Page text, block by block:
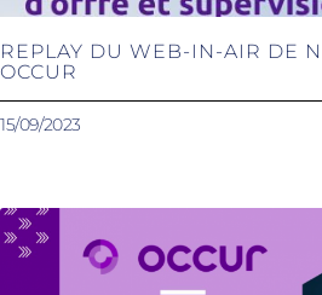
REPLAY DU WEB-IN-AIR DE
OCCUR
15/09/2023